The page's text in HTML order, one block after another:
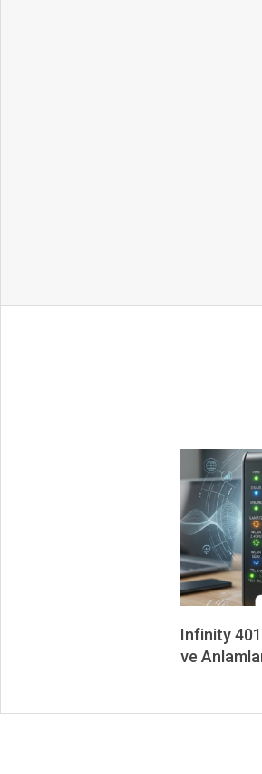
Infinity 401
ve